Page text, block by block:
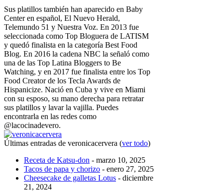
Sus platillos también han aparecido en Baby
Center en español, El Nuevo Herald,
Telemundo 51 y Nuestra Voz. En 2013 fue
seleccionada como Top Bloguera de LATISM
y quedó finalista en la categoría Best Food
Blog. En 2016 la cadena NBC la señaló como
una de las Top Latina Bloggers to Be
Watching, y en 2017 fue finalista entre los Top
Food Creator de los Tecla Awards de
Hispanicize. Nació en Cuba y vive en Miami
con su esposo, su mano derecha para retratar
sus platillos y lavar la vajilla. Puedes
encontrarla en las redes como
@lacocinadevero.
Últimas entradas de veronicacervera (ver todo)
Receta de Katsu-don - marzo 10, 2025
Tacos de papa y chorizo - enero 27, 2025
Cheesecake de galletas Lotus - diciembre
21, 2024